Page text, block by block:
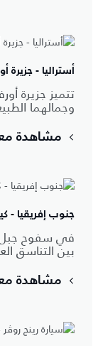
أستراليا - جزيرة
تتميز جزيرة
وجمالهما
مشاهدة
جنوب إفريقيا -
في سفوح جبل
بين التناسق
مشاهدة